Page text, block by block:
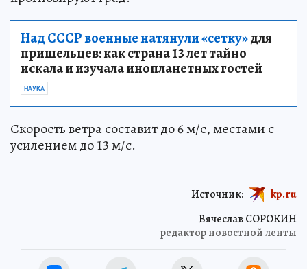
Над СССР военные натянули «сетку»для
пришельцев: как страна 13 лет тайно
искала и изучала инопланетных гостей
НАУКА
Скорость ветра составит до 6 м/с, местами с
усилением до 13 м/с.
Вячеслав СОРОКИН
редактор новостной ленты
Источник: kp.ru